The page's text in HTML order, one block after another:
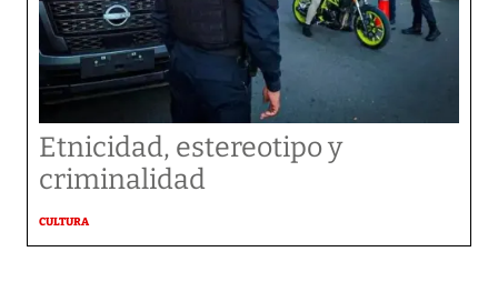
Etnicidad, estereotipo y
criminalidad
CULTURA